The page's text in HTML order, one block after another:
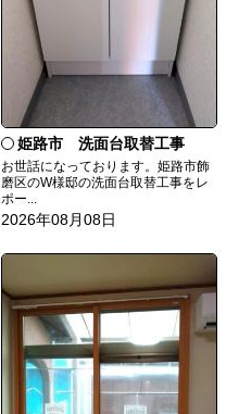
姫路市 洗面台取替工事
お世話になっております。姫路市飾
磨区のW様邸の洗面台取替工事をレ
ポー...
2026年08月08日